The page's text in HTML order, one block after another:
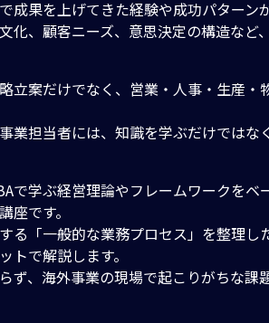
成果を上げてきた経験や成功パターン
化、顧客ニーズ、意思決定の構造な
立案だけでなく、営業・人事・生産
業担当者には、知識を学ぶだけでは
で学ぶ経営理論やフレームワークを
座です。
る「一般的な業務プロセス」を整理
トで解説します。
ず、海外事業の現場で起こりがちな